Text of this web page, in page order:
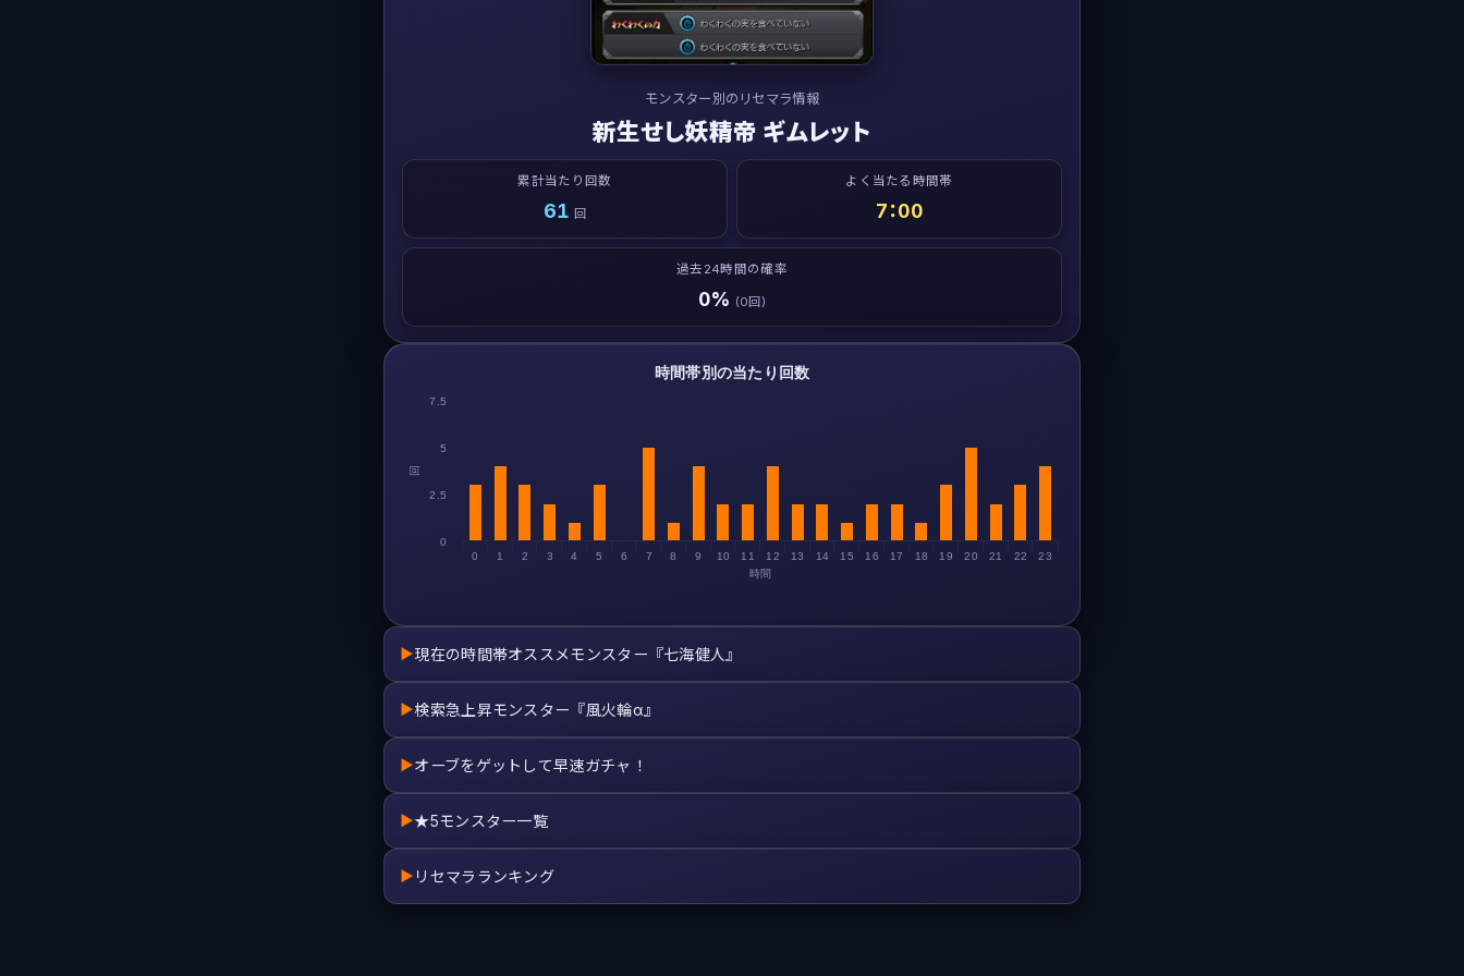
モンスター別のリセマラ情報
新生せし妖精帝 ギムレット
累計当たり回数
61 回
よく当たる時間帯
7：00
過去24時間の確率
0% (0回)
時間
回
時間帯別の当たり回数
0 1 2 3 4 5 6 7 8 9 10 11 12 13 14 15 16 17 18 19 20 21 22 23
0
2.5
5
7.5
▶現在の時間帯オススメモンスター『七海健人』
▶検索急上昇モンスター『風火輪α』
▶オーブをゲットして早速ガチャ！
▶★5モンスター一覧
▶ リセマラランキング